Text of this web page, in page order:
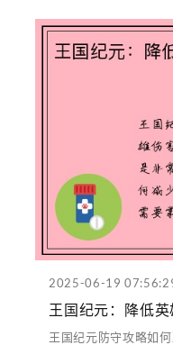
2025-06-19
王国纪元：降低
王国纪元防守攻略如